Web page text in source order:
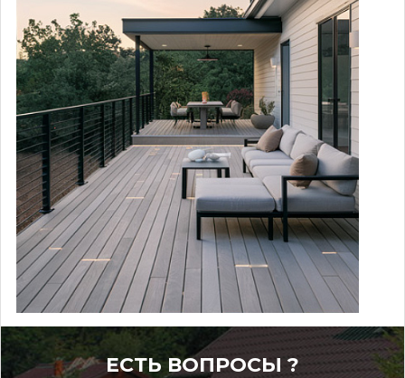
ЕСТЬ ВОПРОСЫ ?